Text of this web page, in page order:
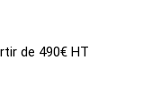
de 490€ HT